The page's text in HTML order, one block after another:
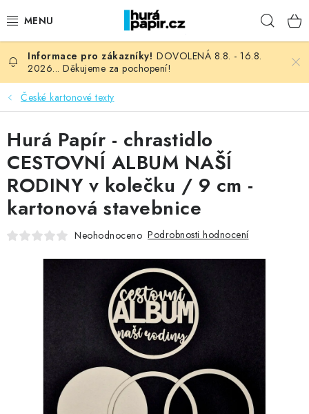
na
NOVINKY
HURÁ DÍLNA
VŠECHNO ZBOŽÍ
KNIHAŘSKÝ MATERIÁL
KURZY NATY LYSAK
OBLÍBENÉ ♥️
MOJE OBJEDNÁVKA
ZNAČKY
Kontakty Moje objednávka
Oblíbené ♥️
Hodnocení obchodu
Obchodní podmínky
DOVOLENÁ 8.8. - 16.8.
2026... Děkujeme za pochopení!
České kartonové texty
Hurá Papír - chrastidlo
CESTOVNÍ ALBUM NAŠÍ
RODINY v kolečku / 9 cm -
kartonová stavebnice
Neohodnoceno Podrobnosti hodnocení